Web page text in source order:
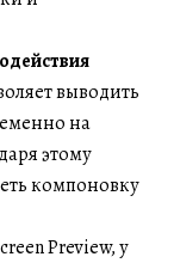
выводить
на
этому
компоновку
Preview, у